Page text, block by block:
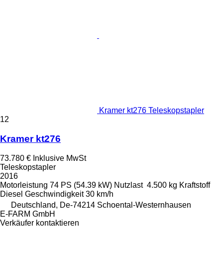
Kramer kt276 Teleskopstapler
12
Kramer kt276
73.780 € Inklusive MwSt
Teleskopstapler
2016
Motorleistung 74 PS (54.39 kW) Nutzlast 4.500 kg Kraftstoff
Diesel Geschwindigkeit 30 km/h
Deutschland, De-74214 Schoental-Westernhausen
E-FARM GmbH
Verkäufer kontaktieren